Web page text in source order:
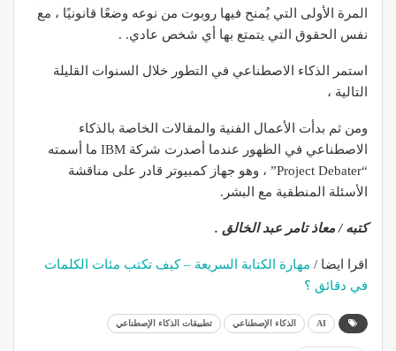
المرة الأولى التي يُمنح فيها روبوت من نوعه وضعًا قانونيًا ، مع
نفس الحقوق التي يتمتع بها أي شخص عادي. .
استمر الذكاء الاصطناعي في التطور خلال السنوات القليلة
التالية ،
ومن ثم بدأت الأعمال الفنية والمقالات الخاصة بالذكاء
الاصطناعي في الظهور عندما أصدرت شركة IBM ما أسمته
“Project Debater” ، وهو جهاز كمبيوتر قادر على مناقشة
الأسئلة المنطقية مع البشر.
كتبه / معاذ تامر عبد الخالق .
اقرا ايضا / مهارة الكتابة السريعة – كيف تكتب مئات الكلمات
في دقائق ؟
AI الذكاء الإصطناعي تطبيقات الذكاء الإصطناعي